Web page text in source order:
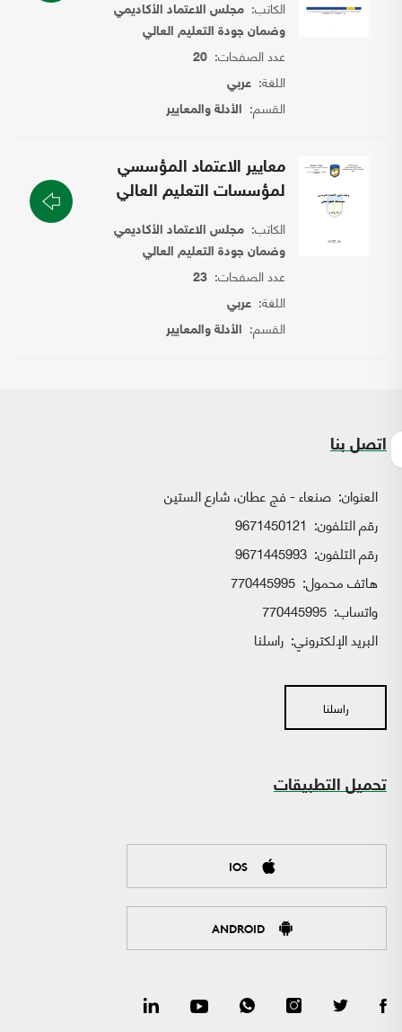
الكاتب:مجلس الاعتماد الأكاديمي
وضمان جودة التعليم العالي
عدد الصفحات:20
اللغة:عربي
القسم: الأدلة والمعايير
معايير الاعتماد المؤسسي
لمؤسسات التعليم العالي
الكاتب:مجلس الاعتماد الأكاديمي
وضمان جودة التعليم العالي
عدد الصفحات:23
اللغة:عربي
القسم: الأدلة والمعايير
اتصل بنا
العنوان: صنعاء - فج عطان، شارع الستين
رقم التلفون: 9671450121
رقم التلفون: 9671445993
هاتف محمول: 770445995
واتساب:
البريد الإلكتروني: راسلنا
راسلنا
تحميل التطبيقات
IOS
ANDROID